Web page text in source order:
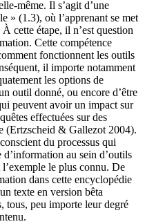
même. Il s’agit d’une
» (1.3), où l’apprenant se met
cette étape, il n’est question
Cette compétence
fonctionnent les outils
il importe notamment
les options de
outil donné, ou encore d’être
peuvent avoir un impact sur
effectuées sur des
(Ertzscheid & Gallezot 2004).
du processus qui
au sein d’outils
le plus connu. De
dans cette encyclopédie
texte en version bêta
tous, peu importe leur degré